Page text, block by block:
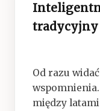
tradycyjny
Od razu
między